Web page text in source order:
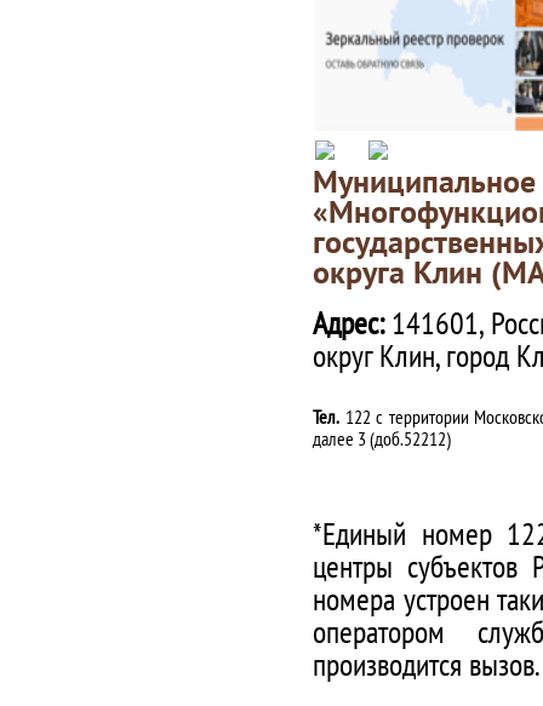
округа Клин
Адрес:141601,
округ Клин, город
Тел. 122 с территории
далее 3 (доб.52212)
*Единый номер
центры субъектов
номера устроен
оператором
производится вызов.